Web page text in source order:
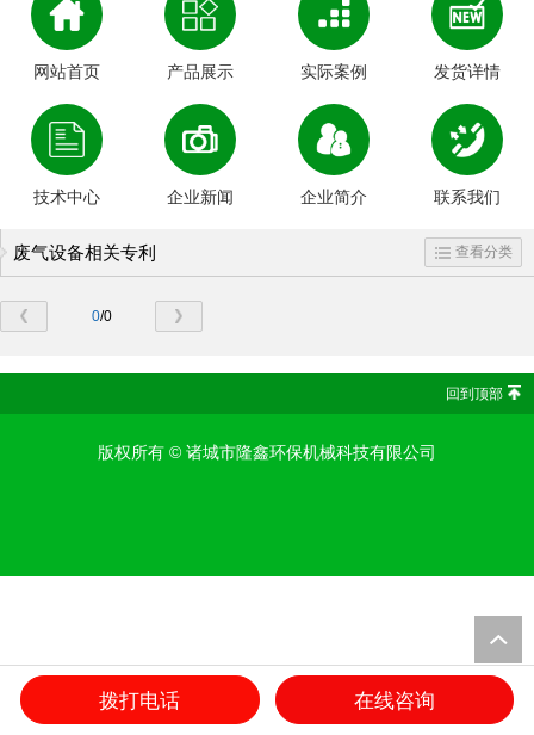
网站首页 产品展示 实际案例 发货详情
技术中心 企业新闻 企业简介 联系我们
废气设备相关专利 查看分类
0/0
回到顶部
版权所有 © 诸城市隆鑫环保机械科技有限公司
拨打电话 在线咨询